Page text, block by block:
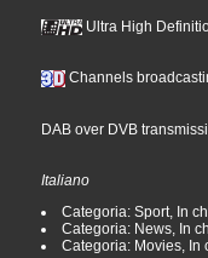
Ultra High
Channels
DAB over DVB
Italiano
Categoria: Sport, In
Categoria: News, In
Categoria: Movies, In